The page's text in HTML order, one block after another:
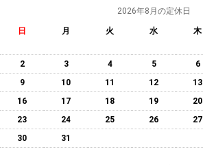
2026年8月の定休日
日 月 火 水 木
2
3 4 5 6
9
10 11 12 13
16
17 18 19 20
23
24 25 26 27
30
31